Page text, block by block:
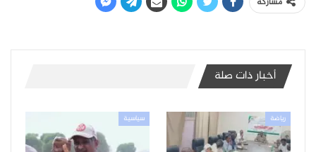
أخبار ذات صلة
رياضة سياسية